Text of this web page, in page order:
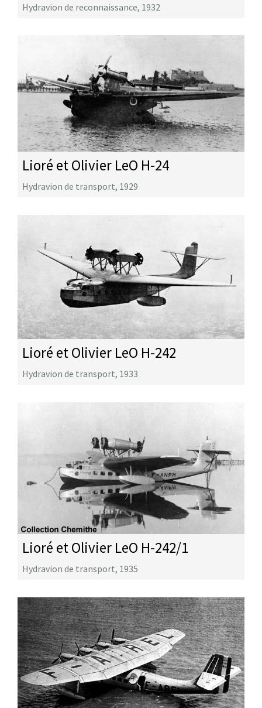
Hydravion de reconnaissance, 1932
Lioré et Olivier LeO H-24
Hydravion de transport, 1929
Lioré et Olivier LeO H-242
Hydravion de transport, 1933
Lioré et Olivier LeO H-242/1
Hydravion de transport, 1935